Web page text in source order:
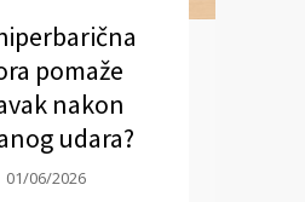
pomaže
nakon
udara?
01/06/2026